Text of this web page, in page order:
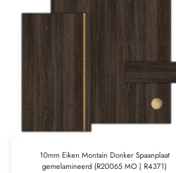
10mm Eiken Montain Donker Spaanplaat
gemelamineerd (R20065 MO | R4371)